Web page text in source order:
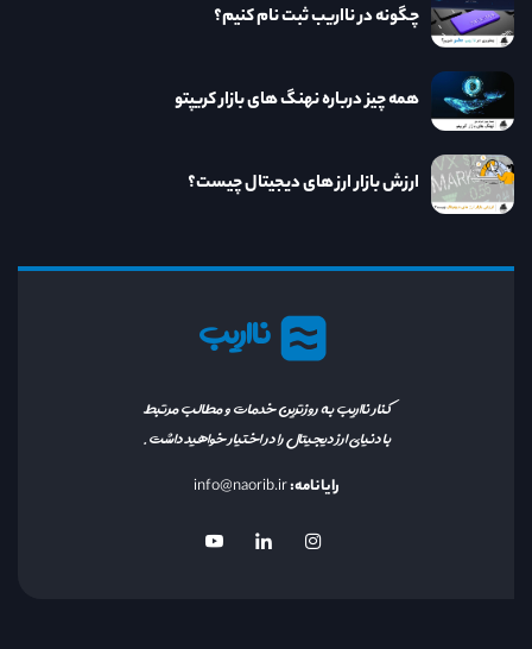
نااریب
کنار نااریب به روزترین خدمات و مطالب مرتبط
با دنیای ارز دیجیتال را در اختیار خواهید داشت.
رایانامه:info@naorib.ir
چگونه در نااریب ثبت نام کنیم؟
همه چیز درباره نهنگ های بازار کریپتو
ارزش بازار ارز های دیجیتال چیست؟